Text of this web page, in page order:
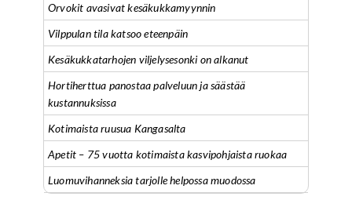
Orvokit avasivat kesäkukkamyynnin
Vilppulan tila katsoo eteenpäin
Kesäkukkatarhojen viljelysesonki on alkanut
Hortiherttua panostaa palveluun ja säästää
kustannuksissa
Kotimaista ruusua Kangasalta
Apetit – 75 vuotta kotimaista kasvipohjaista ruokaa
Luomuvihanneksia tarjolle helpossa muodossa